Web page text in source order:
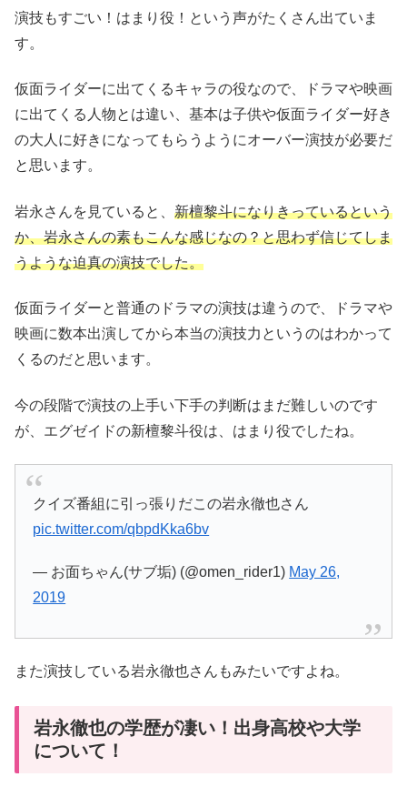
演技もすごい！はまり役！という声がたくさん出ていま
す。
仮面ライダーに出てくるキャラの役なので、ドラマや映画
に出てくる人物とは違い、基本は子供や仮面ライダー好き
の大人に好きになってもらうようにオーバー演技が必要だ
と思います。
岩永さんを見ていると、 新檀黎斗になりきっているという
か、岩永さんの素もこんな感じなの？と思わず信じてしま
うような迫真の演技でした。
仮面ライダーと普通のドラマの演技は違うので、ドラマや
映画に数本出演してから本当の演技力というのはわかって
くるのだと思います。
今の段階で演技の上手い下手の判断はまだ難しいのです
が、エグゼイドの新檀黎斗役は、はまり役でしたね。
クイズ番組に引っ張りだこの岩永徹也さん
pic.twitter.com/qbpdKka6bv
— お面ちゃん(サブ垢) (@omen_rider1) May 26,
2019
また演技している岩永徹也さんもみたいですよね。
岩永徹也の学歴が凄い！出身高校や大学
について！